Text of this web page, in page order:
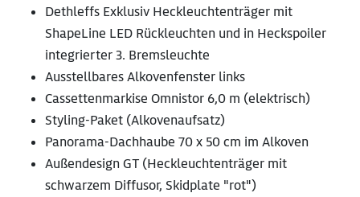
Dethleffs Exklusiv Heckleuchtenträger mit
ShapeLine LED Rückleuchten und in Heckspoiler
integrierter 3. Bremsleuchte
Ausstellbares Alkovenfenster links
Cassettenmarkise Omnistor 6,0 m (elektrisch)
Styling-Paket (Alkovenaufsatz)
Panorama-Dachhaube 70 x 50 cm im Alkoven
Außendesign GT (Heckleuchtenträger mit
schwarzem Diffusor, Skidplate "rot")